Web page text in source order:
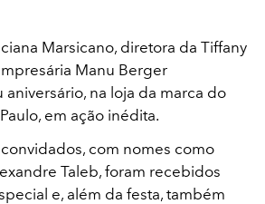
Marsicano, diretora da Tiffany
Manu Berger
na loja da marca do
em ação inédita.
convidados, com nomes como
Taleb, foram recebidos
e, além da festa, também